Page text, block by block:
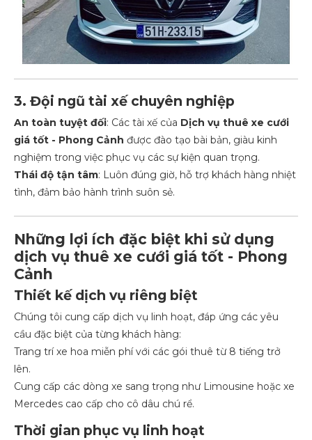
3. Đội ngũ tài xế chuyên nghiệp
An toàn tuyệt đối: Các tài xế của Dịch vụ thuê xe cưới
giá tốt - Phong Cảnh được đào tạo bài bản, giàu kinh
nghiệm trong việc phục vụ các sự kiện quan trọng.
Thái độ tận tâm: Luôn đúng giờ, hỗ trợ khách hàng nhiệt
tình, đảm bảo hành trình suôn sẻ.
Những lợi ích đặc biệt khi sử dụng
d ịch vụ thuê xe cưới giá tốt - Phong
Cảnh
Thiết kế dịch vụ riêng biệt
Chúng tôi cung cấp dịch vụ linh hoạt, đáp ứng các yêu
cầu đặc biệt của từng khách hàng:
Trang trí xe hoa miễn phí với các gói thuê từ 8 tiếng trở
lên.
Cung cấp các dòng xe sang trọng như Limousine hoặc xe
Mercedes cao cấp cho cô dâu chú rể.
Thời gian phục vụ linh hoạt